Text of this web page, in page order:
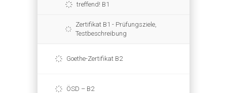
treffend! B1
Zertifikat B1 - Prüfungsziele,
Testbeschreibung
Goethe-Zertifikat B2
ÖSD – B2